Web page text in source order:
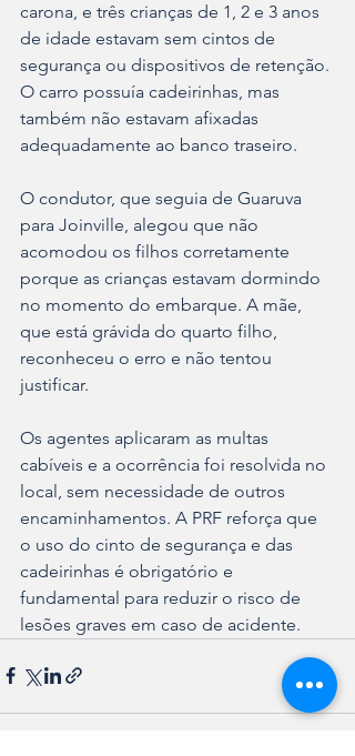
carona, e três crianças de 1, 2 e 3 anos
de idade estavam sem cintos de
segurança ou dispositivos de retenção.
O carro possuía cadeirinhas, mas
também não estavam afixadas
adequadamente ao banco traseiro.
O condutor, que seguia de Guaruva
para Joinville, alegou que não
acomodou os filhos corretamente
porque as crianças estavam dormindo
no momento do embarque. A mãe,
que está grávida do quarto filho,
reconheceu o erro e não tentou
justificar.
Os agentes aplicaram as multas
cabíveis e a ocorrência foi resolvida no
local, sem necessidade de outros
encaminhamentos. A PRF reforça que
o uso do cinto de segurança e das
cadeirinhas é obrigatório e
fundamental para reduzir o risco de
lesões graves em caso de acidente.